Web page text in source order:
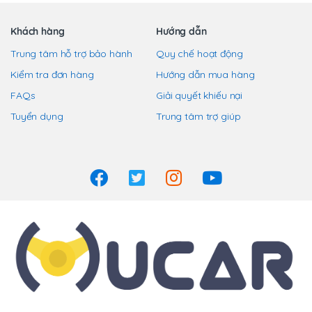
Khách hàng
Trung tâm hỗ trợ bảo hành
Kiểm tra đơn hàng
FAQs
Tuyển dụng
Hướng dẫn
Quy chế hoạt động
Hướng dẫn mua hàng
Giải quyết khiếu nại
Trung tâm trợ giúp